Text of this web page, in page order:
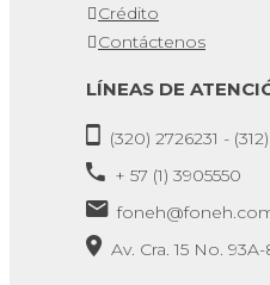
Crédito
Contáctenos
LÍNEAS DE
(320) 2726231 -
+ 57 (1) 3905550
Av. Cra. 15 No.